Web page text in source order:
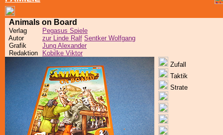
Animals on Board
Verlag
Pegasus Spiele
Autor
zur Linde Ralf Sentker Wolfgang
Grafik
Jung Alexander
Redaktion
Kobilke Viktor
Zufall
Taktik
Strate